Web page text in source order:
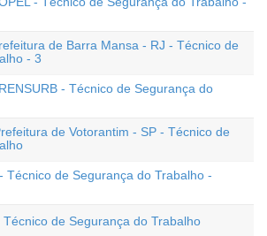
de Barra Mansa - RJ - Técnico de
- 3
- Técnico de Segurança do
de Votorantim - SP - Técnico de
Técnico de Segurança do Trabalho -
de Segurança do Trabalho